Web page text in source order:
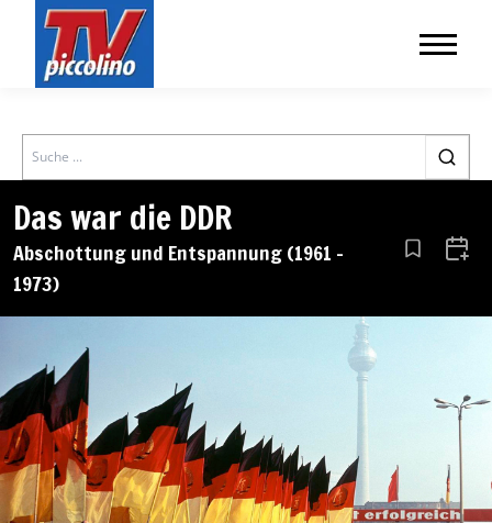
Search
Das war die DDR
Abschottung und Entspannung (1961 –
1973)
Aus den